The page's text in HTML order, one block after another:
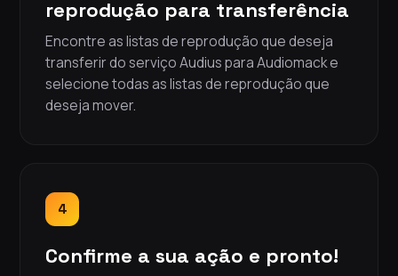
reprodução para transferência
Encontre as listas de reprodução que deseja
transferir do serviço Audius para Audiomack e
selecione todas as listas de reprodução que
deseja mover.
4
Confirme a sua ação e pronto!